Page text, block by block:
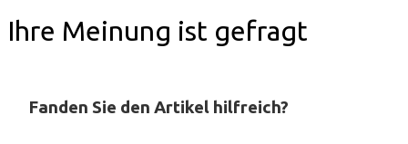
Ihre Meinung ist gefragt
Fanden Sie den Artikel hilfreich?